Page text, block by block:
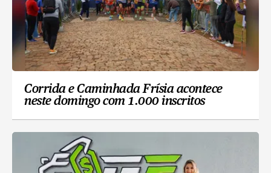
Corrida e Caminhada Frísia acontece
neste domingo com 1.000 inscritos